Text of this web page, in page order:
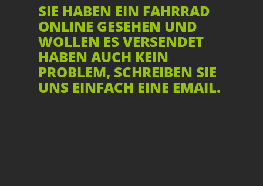
SIE HABEN EIN FAHRRAD
ONLINE GESEHEN UND
WOLLEN ES VERSENDET
HABEN AUCH KEIN
PROBLEM, SCHREIBEN SIE
UNS EINFACH EINE EMAIL.